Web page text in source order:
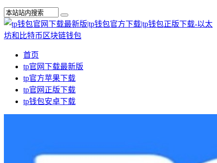
首页
tp官网下载最新版
tp官方苹果下载
tp官网正版下载
tp钱包安卓下载